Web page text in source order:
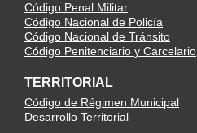
Código Penal Militar
Código Nacional de Policía
Código Nacional de Tránsito
Código Penitenciario y Carcelario
TERRITORIAL
Código de Régimen Municipal
Desarrollo Territorial